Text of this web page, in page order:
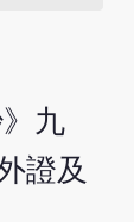
九
證及